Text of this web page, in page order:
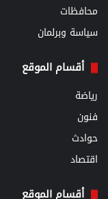
محافظات
سياسة وبرلمان
أقسام الموقع
رياضة
فنون
حوادث
اقتصاد
أقسام الموقع